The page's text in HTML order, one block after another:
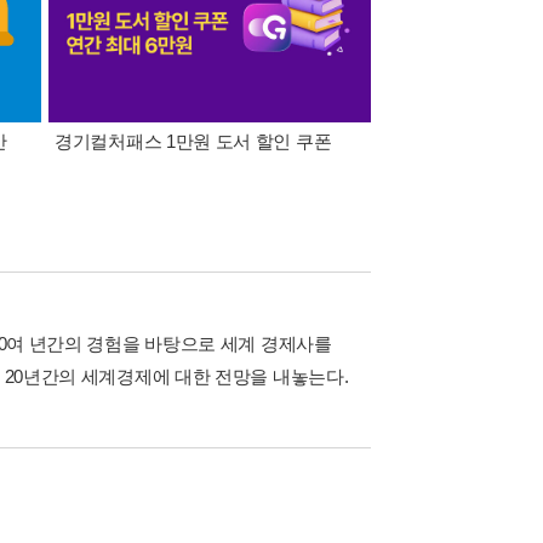
경기컬처패스 1만원 도서 할인 쿠폰
년간의 경험을 바탕으로 세계 경제사를
년간의 세계경제에 대한 전망을 내놓는다.